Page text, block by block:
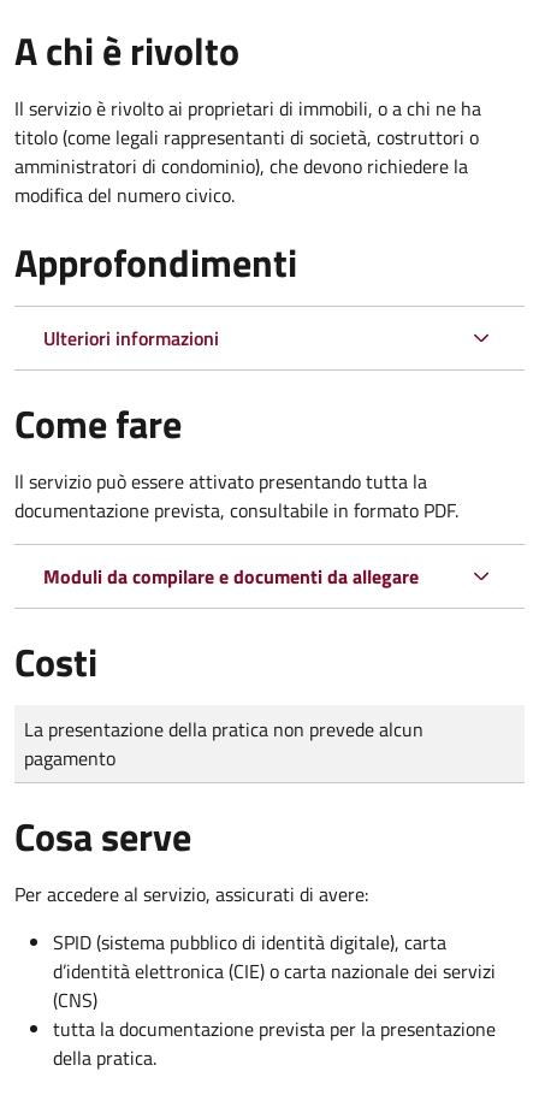
A chi è rivolto
Il servizio è rivolto ai proprietari di immobili, o a chi ne ha
titolo (come legali rappresentanti di società, costruttori o
amministratori di condominio), che devono richiedere la
modifica del numero civico.
Approfondimenti
Ulteriori informazioni
Come fare
Il servizio può essere attivato presentando tutta la
documentazione prevista, consultabile in formato PDF.
Moduli da compilare e documenti da allegare
Costi
Tipo di pagamento
Importo
La presentazione della pratica non prevede alcun
pagamento
Cosa serve
Per accedere al servizio, assicurati di avere:
SPID (sistema pubblico di identità digitale), carta
d’identità elettronica (CIE) o carta nazionale dei servizi
(CNS)
tutta la documentazione prevista per la presentazione
della pratica.